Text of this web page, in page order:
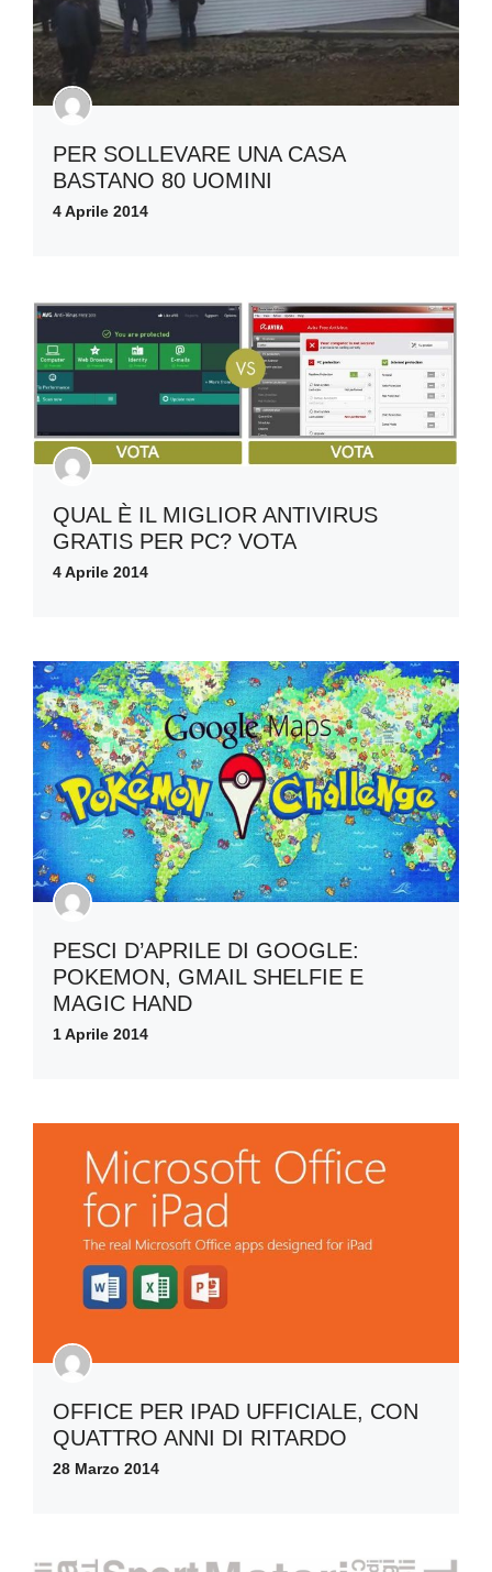
PER SOLLEVARE UNA CASA
BASTANO 80 UOMINI
4 Aprile 2014
QUAL È IL MIGLIOR ANTIVIRUS
GRATIS PER PC? VOTA
4 Aprile 2014
PESCI D’APRILE DI GOOGLE:
POKEMON, GMAIL SHELFIE E
MAGIC HAND
1 Aprile 2014
OFFICE PER IPAD UFFICIALE, CON
QUATTRO ANNI DI RITARDO
28 Marzo 2014